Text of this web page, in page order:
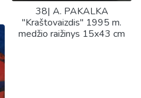
38| A. PAKALKA
"Kraštovaizdis" 1995 m.
medžio raižinys 15x43 cm